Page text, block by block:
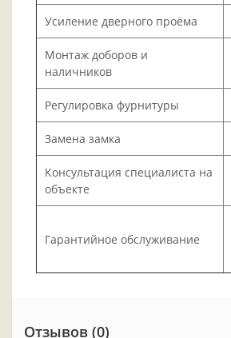
Усиление дверного проёма
Монтаж доборов и
наличников
Регулировка фурнитуры
Замена замка
Консультация специалиста на
объекте
Гарантийное обслуживание
Отзывов (0)